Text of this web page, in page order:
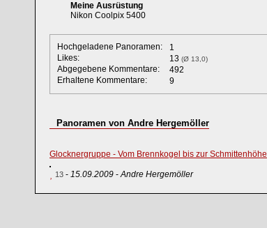
Meine Ausrüstung
Nikon Coolpix 5400
Hochgeladene Panoramen:
1
Likes:
13 (Ø 13,0)
Abgegebene Kommentare:
492
Erhaltene Kommentare:
9
Panoramen von Andre Hergemöller
Glocknergruppe - Vom Brennkogel bis zur Schmittenhöhe
13 - 15.09.2009 -Andre Hergemöller